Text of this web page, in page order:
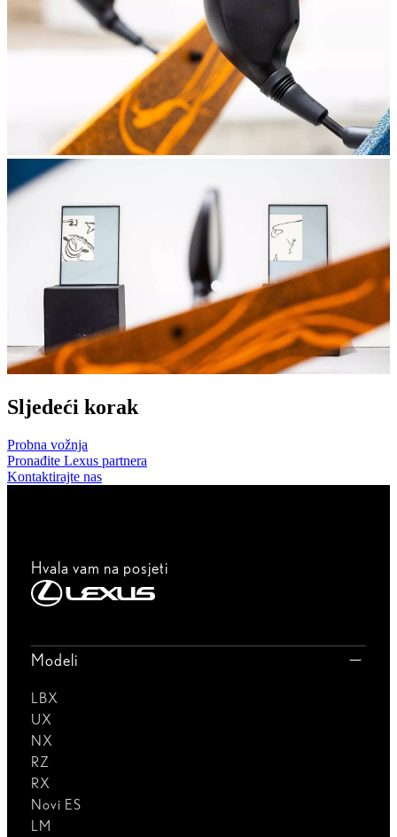
Sljedeći korak
Probna vožnja
Pronađite Lexus partnera
Kontaktirajte nas
Hvala vam na posjeti
Modeli
LBX
UX
NX
RZ
RX
Novi ES
LM